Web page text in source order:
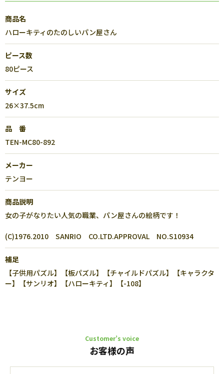
商品名
ハローキティのたのしいパン屋さん
ピース数
80ピース
サイズ
26×37.5cm
品 番
TEN-MC80-892
メーカー
テンヨー
商品説明
女の子がなりたい人気の職業、パン屋さんの絵柄です！
(C)1976.2010 SANRIO CO.LTD.APPROVAL NO.S10934
補足
【子供用パズル】【板パズル】【チャイルドパズル】【キャラクタ
ー】【サンリオ】【ハローキティ】【-108】
Customer’s voice
お客様の声